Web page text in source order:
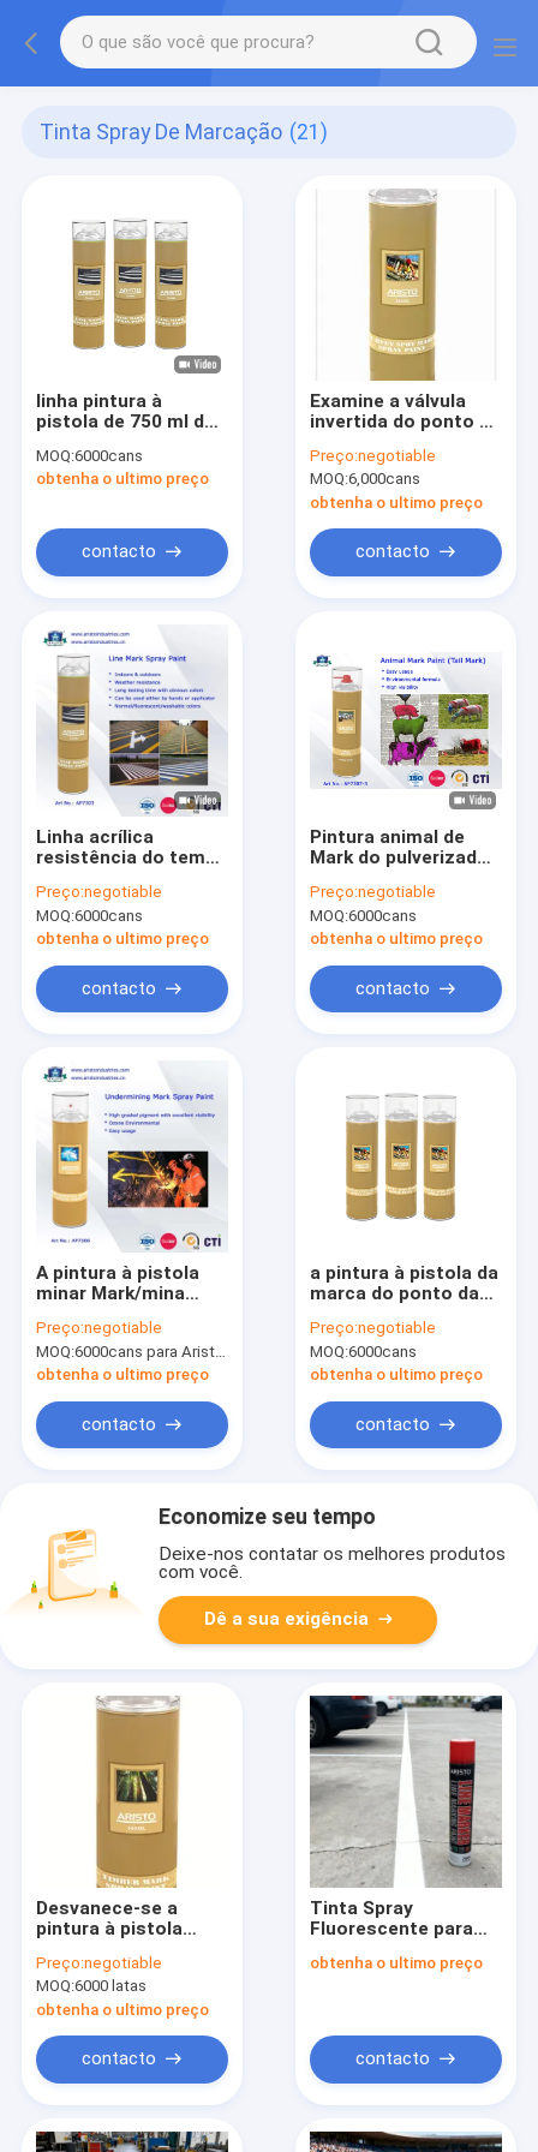
Tinta Spray De Marcação (21)
linha pintura à
pistola de 750 ml da
MOQ:6000cans
obtenha o ultimo preço
contacto
Examine a válvula
invertida do ponto da
do ponto marca
provisória com
tampão do
pulverizador
Preço:negotiable
MOQ:6,000cans
obtenha o ultimo preço
contacto
Linha acrílica
resistência do tempo
pulverizador 750ml
da marcação do
assoalho do
Mark
Preço:negotiable
MOQ:6000cans
obtenha o ultimo preço
contacto
Pintura animal de
Mark do pulverizador
secagem rápido para
o verde vermelho
roxo da cauda do
Preço:negotiable
MOQ:6000cans
obtenha o ultimo preço
contacto
A pintura à pistola
minar Mark/mina
a pintura & o
marcador Não-
Inflamável da
Preço:negotiable
MOQ:6000cans para Aristo, 15000cans para o tipo do OEM
obtenha o ultimo preço
contacto
a pintura à pistola da
marca do ponto da
da marcação
500ml/750ml com
CFC livra
Preço:negotiable
MOQ:6000cans
obtenha o ultimo preço
contacto
Economize seu tempo
Deixe-nos contatar os melhores produtos
com você.
Dê a sua exigência
Desvanece-se a
pintura à pistola
da madeira para o
pulverizador de
aerossol da
madeira/marcador da
árvore/registro
Preço:negotiable
MOQ:6000 latas
obtenha o ultimo preço
contacto
Tinta Spray
Fluorescente para
Serviço OEM
Interno e Externo
obtenha o ultimo preço
contacto